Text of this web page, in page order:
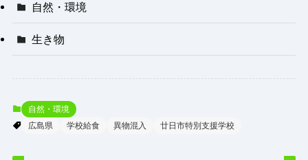
自然・環境
生き物
自然・環境
広島県
学校給食 異物混入 廿日市特別支援学校